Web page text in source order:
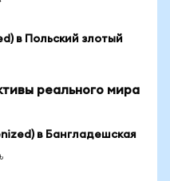
в Польский злотый
реального мира
в Бангладешская